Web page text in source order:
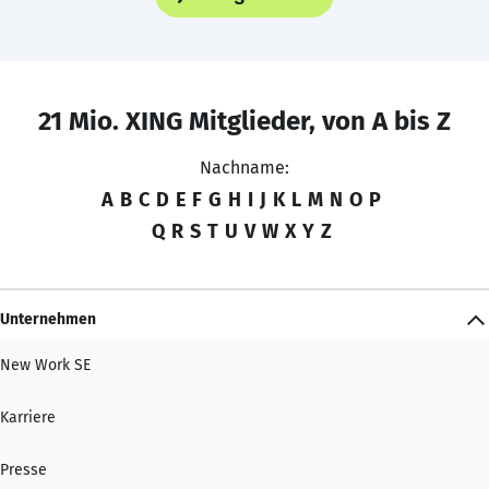
21 Mio. XING Mitglieder, von A bis Z
Nachname:
A B C D E F G H I J K L M N O P
Q R S T U V W X Y Z
Unternehmen
New Work SE
Karriere
Presse